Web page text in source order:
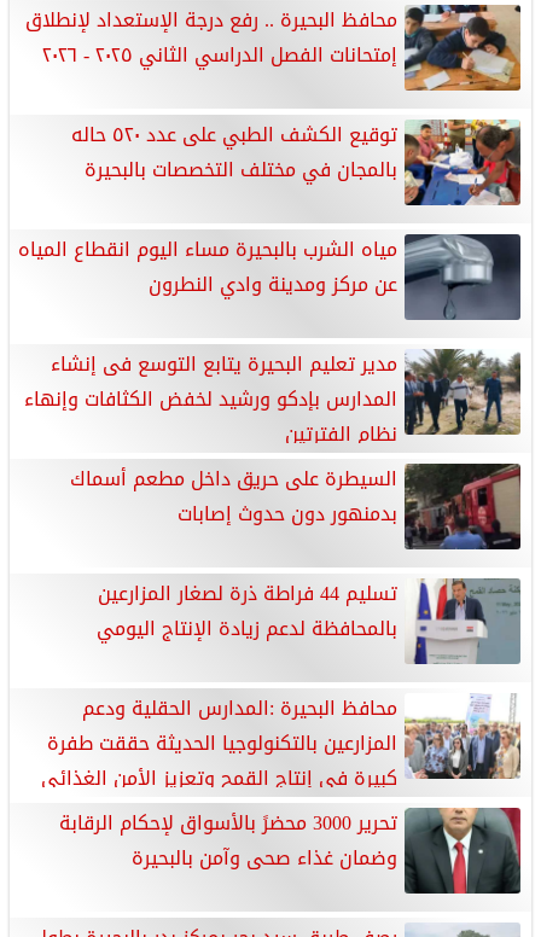
محافظ البحيرة .. رفع درجة الإستعداد لإنطلاق
إمتحانات الفصل الدراسي الثاني ٢٠٢٥ - ٢٠٢٦
توقيع الكشف الطبي على عدد ٥٢٠ حاله
بالمجان في مختلف التخصصات بالبحيرة
مياه الشرب بالبحيرة مساء اليوم انقطاع المياه
عن مركز ومدينة وادي النطرون
مدير تعليم البحيرة يتابع التوسع فى إنشاء
المدارس بإدكو ورشيد لخفض الكثافات وإنهاء
نظام الفترتين
السيطرة على حريق داخل مطعم أسماك
بدمنهور دون حدوث إصابات
تسليم 44 فراطة ذرة لصغار المزارعين
بالمحافظة لدعم زيادة الإنتاج اليومي
محافظ البحيرة :المدارس الحقلية ودعم
المزارعين بالتكنولوجيا الحديثة حققت طفرة
كبيرة في إنتاج القمح وتعزيز الأمن الغذائي
تحرير 3000 محضرً بالأسواق لإحكام الرقابة
وضمان غذاء صحى وآمن بالبحيرة